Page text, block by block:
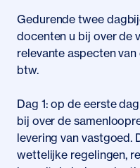
Gedurende twee
docenten u bij over de
relevante aspecten
btw.
Dag 1: op de eerste
bij over de
levering van vastgoed.
wettelijke regelingen,